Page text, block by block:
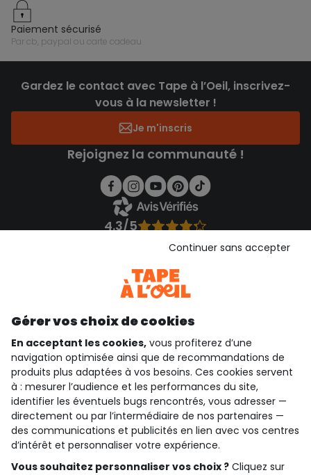
paiement sécurisé
par cb, paypal ou carte cadeau
Gardez le contact avec Tape à l’Oeil, inscrivez-
vous à la newsletter !
Je m'inscris
Rejoignez la communauté !
4.3/5
Voir l’attestation de confiance
Téléchargez notre application
Découvrir notre application
qui sommes-nous ?
besoin d'aide ?
le club fidélité
notre catalogue
Gérer vos choix de cookies
En acceptant les cookies, vous profiterez d’une
navigation optimisée ainsi que de recommandations de
produits plus adaptées à vos besoins. Ces cookies servent
à : mesurer l’audience et les performances du site,
identifier les éventuels bugs rencontrés, vous adresser —
directement ou par l’intermédiaire de nos partenaires —
des communications et publicités en lien avec vos centres
d’intérêt et personnaliser votre expérience.
Vous souhaitez personnaliser vos choix ? Cliquez sur
Continuer sans accepter